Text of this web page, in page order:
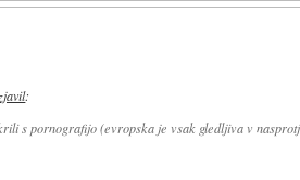
:
s pornografijo (evropska je vsak gledljiva v